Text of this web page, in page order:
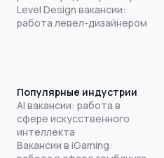
Level Design вакансии:
работа левел-дизайнером
Популярные индустрии
AI вакансии: работа в
сфере искусственного
интеллекта
Вакансии в iGaming: